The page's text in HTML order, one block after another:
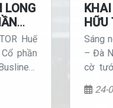
LONG
Huế
phần
Sáng
– Đà
cờ
24-